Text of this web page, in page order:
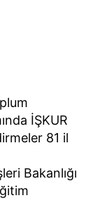
İŞKUR
81 il
Bakanlığı